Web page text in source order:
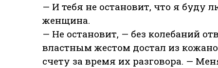
— И тебя не остановит, что я буду
женщина.
— Не остановит, — без колебаний
властным жестом достал из
счету за время их разговора. —